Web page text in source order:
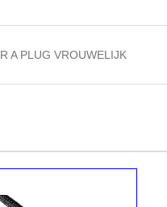
A PLUG VROUWELIJK